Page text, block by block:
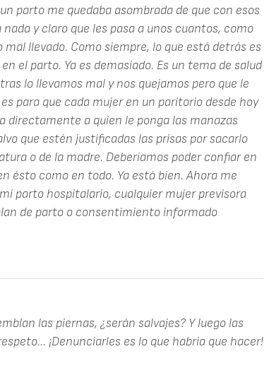
parto me quedaba asombrada de que con esos
y claro que les pasa a unos cuantos, como
llevado. Como siempre, lo que está detrás es
el parto. Ya es demasiado. Es un tema de salud
lo llevamos mal y nos quejamos pero que le
para que cada mujer en un paritorio desde hoy
directamente a quien le ponga las manazas
que estén justificadas las prisas por sacarlo
o de la madre. Deberíamos poder confiar en
ésto como en todo. Ya está bien. Ahora me
parto hospitalario, cualquier mujer previsora
de parto o consentimiento informado
las piernas, ¿serán salvajes? Y luego las
¡Denunciarles es lo que habría que hacer!